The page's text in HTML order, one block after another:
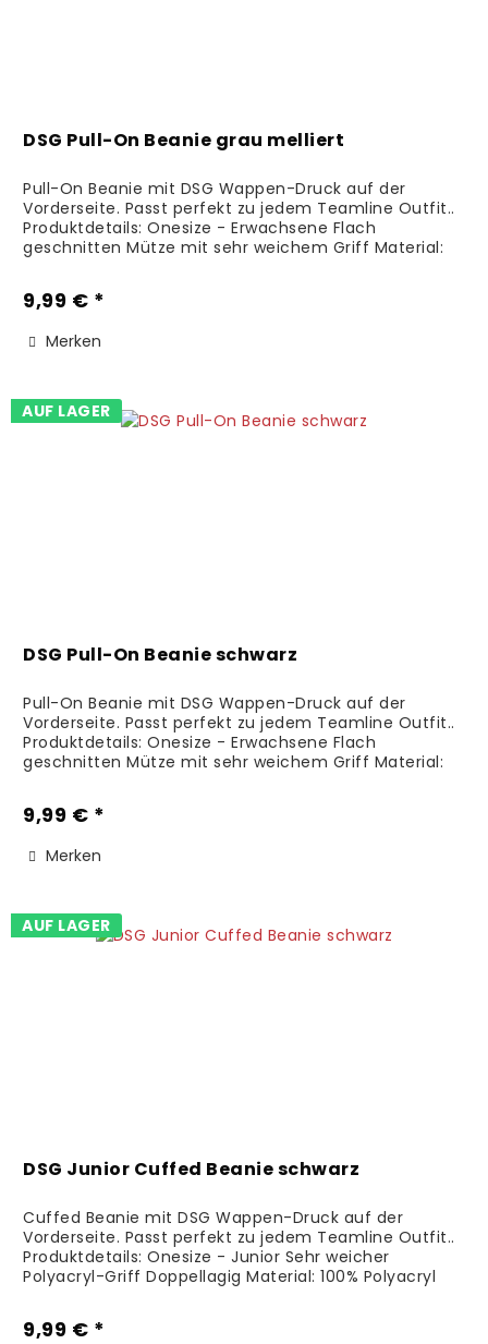
DSG Pull-On Beanie grau melliert
Pull-On Beanie mit DSG Wappen-Druck auf der
Vorderseite. Passt perfekt zu jedem Teamline Outfit..
Produktdetails: Onesize - Erwachsene Flach
geschnitten Mütze mit sehr weichem Griff Material:
9,99 € *
Merken
AUF LAGER
DSG Pull-On Beanie schwarz
Pull-On Beanie mit DSG Wappen-Druck auf der
Vorderseite. Passt perfekt zu jedem Teamline Outfit..
Produktdetails: Onesize - Erwachsene Flach
geschnitten Mütze mit sehr weichem Griff Material:
9,99 € *
Merken
AUF LAGER
DSG Junior Cuffed Beanie schwarz
Cuffed Beanie mit DSG Wappen-Druck auf der
Vorderseite. Passt perfekt zu jedem Teamline Outfit..
Produktdetails: Onesize - Junior Sehr weicher
Polyacryl-Griff Doppellagig Material: 100% Polyacryl
9,99 € *